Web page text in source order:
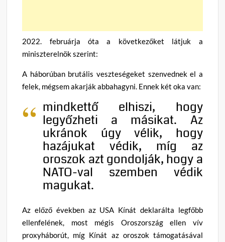
2022. februárja óta a következőket látjuk a
miniszterelnök szerint:
A háborúban brutális veszteségeket szenvednek el a
felek, mégsem akarják abbahagyni. Ennek két oka van:
mindkettő elhiszi, hogy
legyőzheti a másikat. Az
ukránok úgy vélik, hogy
hazájukat védik, míg az
oroszok azt gondolják, hogy a
NATO-val szemben védik
magukat.
Az előző években az USA Kínát deklarálta legfőbb
ellenfelének, most mégis Oroszország ellen vív
proxyháborút, míg Kínát az oroszok támogatásával